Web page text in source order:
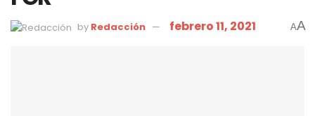
by Redacción febrero 11, 2021 AA